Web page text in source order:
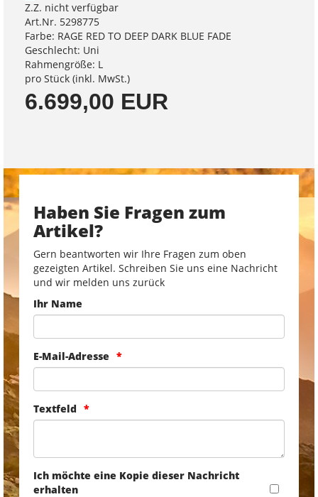
Z.Z. nicht verfügbar
Art.Nr. 5298775
Farbe: RAGE RED TO DEEP DARK BLUE FADE
Geschlecht: Uni
Rahmengröße: L
pro Stück (inkl. MwSt.)
6.699,00 EUR
Haben Sie Fragen zum
Artikel?
Gern beantworten wir Ihre Fragen zum oben
gezeigten Artikel. Schreiben Sie uns eine Nachricht
und wir melden uns zurück
Ihr Name
E-Mail-Adresse
Textfeld
Ich möchte eine Kopie dieser Nachricht
erhalten